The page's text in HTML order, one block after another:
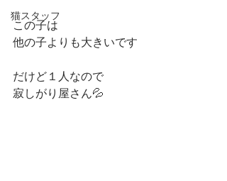
猫スタッフ
この子は
他の子よりも大きいです
だけど１人なので
寂しがり屋さん💦